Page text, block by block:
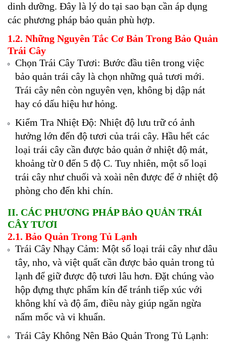
dinh dưỡng. Đây là lý do tại sao bạn cần áp dụng
các phương pháp bảo quản phù hợp.
1.2. Những Nguyên Tắc Cơ Bản Trong Bảo Quản
Trái Cây
Chọn Trái Cây Tươi: Bước đầu tiên trong việc
bảo quản trái cây là chọn những quả tươi mới.
Trái cây nên còn nguyên vẹn, không bị dập nát
hay có dấu hiệu hư hỏng.
Kiểm Tra Nhiệt Độ: Nhiệt độ lưu trữ có ảnh
hưởng lớn đến độ tươi của trái cây. Hầu hết các
loại trái cây cần được bảo quản ở nhiệt độ mát,
khoảng từ 0 đến 5 độ C. Tuy nhiên, một số loại
trái cây như chuối và xoài nên được để ở nhiệt độ
phòng cho đến khi chín.
II. CÁC PHƯƠNG PHÁP BẢO QUẢN TRÁI
CÂY TƯƠI
2.1. Bảo Quản Trong Tủ Lạnh
Trái Cây Nhạy Cảm: Một số loại trái cây như dâu
tây, nho, và việt quất cần được bảo quản trong tủ
lạnh để giữ được độ tươi lâu hơn. Đặt chúng vào
hộp đựng thực phẩm kín để tránh tiếp xúc với
không khí và độ ẩm, điều này giúp ngăn ngừa
nấm mốc và vi khuẩn.
Trái Cây Không Nên Bảo Quản Trong Tủ Lạnh: